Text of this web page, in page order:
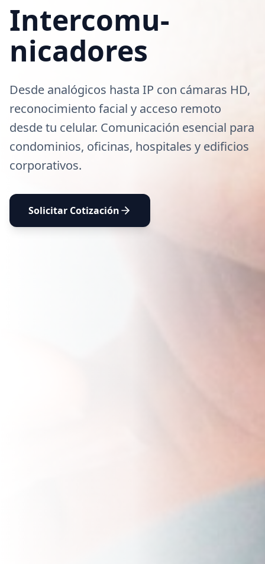
Intercomu-
nicadores
Desde analógicos hasta IP con cámaras HD,
reconocimiento facial y acceso remoto
desde tu celular. Comunicación esencial para
condominios, oficinas, hospitales y edificios
corporativos.
Solicitar Cotización